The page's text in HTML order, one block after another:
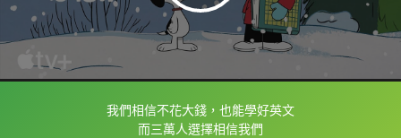
我們相信不花大錢，也能學好英文
而三萬人選擇相信我們
框選或點兩下字幕可以直接查字典喔！